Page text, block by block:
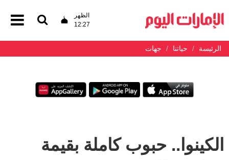
الظهر
12:27
الرئيسة حياتنا جهات
الكينوا.. حبوب كاملة بقيمة